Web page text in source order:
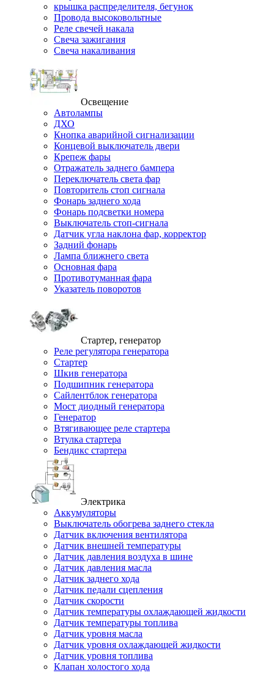
крышка распределителя, бегунок
Провода высоковольтные
Реле свечей накала
Свеча зажигания
Свеча накаливания
Освещение
Автолампы
ДХО
Кнопка аварийной сигнализации
Концевой выключатель двери
Крепеж фары
Отражатель заднего бампера
Переключатель света фар
Повторитель стоп сигнала
Фонарь заднего хода
Фонарь подсветки номера
Выключатель стоп-сигнала
Датчик угла наклона фар, корректор
Задний фонарь
Лампа ближнего света
Основная фара
Противотуманная фара
Указатель поворотов
Стартер, генератор
Реле регулятора генератора
Стартер
Шкив генератора
Подшипник генератора
Сайлентблок генератора
Мост диодный генератора
Генератор
Втягивающее реле стартера
Втулка стартера
Бендикс стартера
Электрика
Аккумуляторы
Выключатель обогрева заднего стекла
Датчик включения вентилятора
Датчик внешней температуры
Датчик давления воздуха в шине
Датчик давления масла
Датчик заднего хода
Датчик педали сцепления
Датчик скорости
Датчик температуры охлаждающей жидкости
Датчик температуры топлива
Датчик уровня масла
Датчик уровня охлаждающей жидкости
Датчик уровня топлива
Клапан холостого хода